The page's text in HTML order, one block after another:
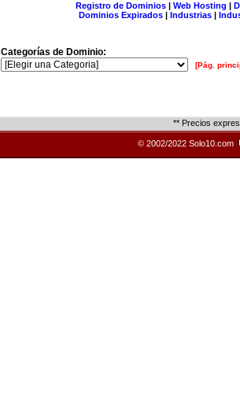
Registro de Dominios| Web Hosting |
Dominios Expirados | Industrias |
Categorías de Dominio:
[Pág.
** Precios
© 2002/2022 Solo10.com